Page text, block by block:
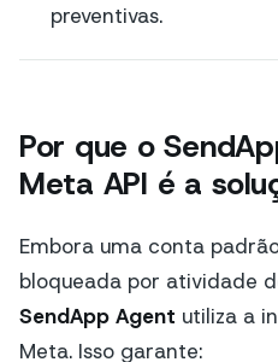
preventivas.
Por que o
Meta API é a
Embora uma conta
bloqueada por atividade
SendApp Agent utiliza a
Meta. Isso garante: